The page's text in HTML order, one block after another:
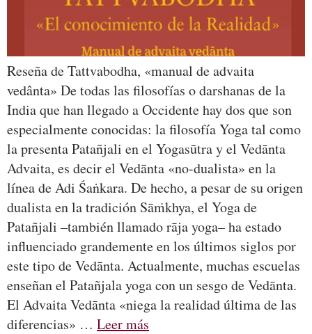
Reseña de Tattvabodha, «manual de advaita
vedânta» De todas las filosofías o darshanas de la
India que han llegado a Occidente hay dos que son
especialmente conocidas: la filosofía Yoga tal como
la presenta Patañjali en el Yogasūtra y el Vedānta
Advaita, es decir el Vedānta «no-dualista» en la
línea de Adi Śaṅkara. De hecho, a pesar de su origen
dualista en la tradición Sāṁkhya, el Yoga de
Patañjali –también llamado rāja yoga– ha estado
influenciado grandemente en los últimos siglos por
este tipo de Vedānta. Actualmente, muchas escuelas
enseñan el Patañjala yoga con un sesgo de Vedānta.
El Advaita Vedānta «niega la realidad última de las
diferencias» … Leer más